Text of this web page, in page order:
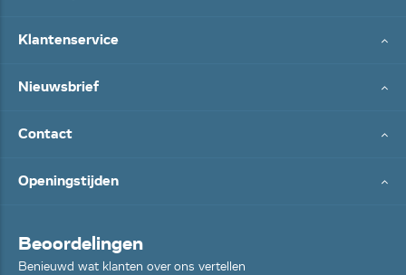
Klantenservice
Nieuwsbrief
Contact
Openingstijden
Beoordelingen
Benieuwd wat klanten over ons vertellen